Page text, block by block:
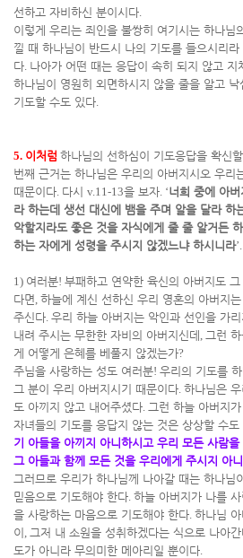
선하고 자비하신 분이시다.
이렇게 우리는 죄인을 불쌍히 여기시는 하나님
낄 때 하나님이 반드시 나의 기도를 들으시리
다. 나아가 어떤 때는 응답이 속히 되지 않고 지
하나님이 영원히 외면하시지 않을 줄을 알고
기도할 수도 있다.
5. 이처럼 하나님의 선하심이 기도응답을 확신
번째 근거는 하나님은 우리의 아버지시오 우리
때문이다. 다시 v.11-13을 보자. ‘너희 중에 아
라 하는데 생선 대신에 뱀을 주며 알을 달라 하
악할지라도 좋은 것을 자식에게 줄 줄 알거든
하는 자에게 성령을 주시지 않겠느냐 하시니라’.
1) 여러분! 부패하고 연약한 육신의 아버지도
다면, 하늘에 계신 선하신 우리 영혼의 아버지
주신다. 우리 하늘 아버지는 악인과 선인을 가
내려 주시는 무한한 자비의 아버지신데 , 그런
게 어떻게 은혜를 베풀지 않겠는가?
주님을 사랑하는 성도 여러분! 우리의 기도를
그 분이 우리 아버지시기 때문이다. 하나님은
도 아끼지 않고 내어주셨다. 그런 하늘 아버지
자녀들의 기도를 응답지 않는 것은 상상할 수도
기 아들을 아끼지 아니하시고 우리 모든 사람
그 아들과 함께 모든 것을 우리에게 주시지 아
그러므로 우리가 하나님께 나아갈 때는 하나님
믿음으로 기도해야 한다. 하늘 아버지가 나를
을 사랑하는 마음으로 기도해야 한다. 하나님
이 , 그저 내 소원을 성취하겠다는 식으로 나아
도가 아니라 무의미한 메아리일 뿐이다.